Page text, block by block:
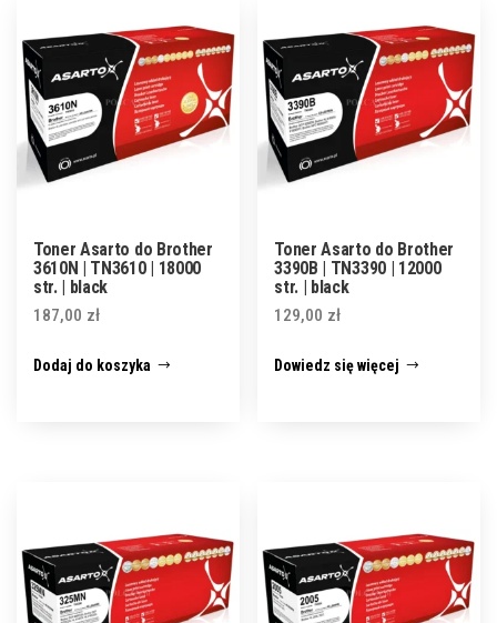
Toner Asarto do Brother
3610N | TN3610 | 18000
str. | black
187,00 zł
Dodaj do koszyka
Toner Asarto do Brother
3390B | TN3390 | 12000
str. | black
129,00 zł
Dowiedz się więcej